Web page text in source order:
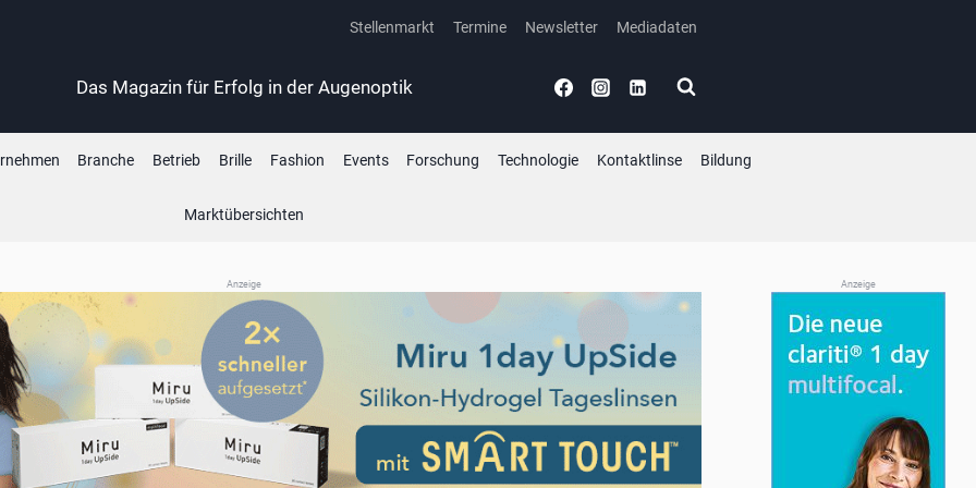
Stellenmarkt Termine Newsletter Mediadaten
Das Magazin für Erfolg in der Augenoptik
Branche Betrieb Brille Fashion Events Forschung Technologie Kontaktlinse Bildung
Marktübersichten
Anzeige
Anzeige